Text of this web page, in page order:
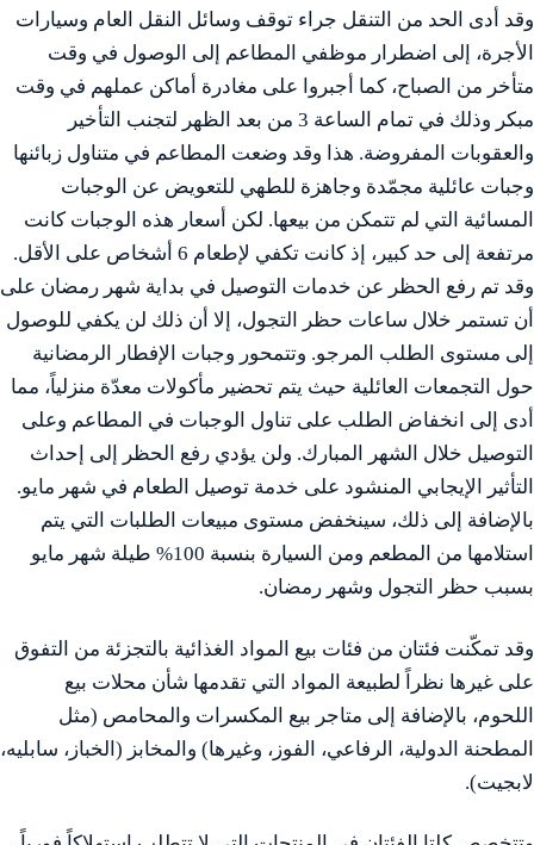
وقد أدى الحد من التنقل جراء توقف وسائل النقل العام وسيارات
الأجرة، إلى اضطرار موظفي المطاعم إلى الوصول في وقت
متأخر من الصباح، كما أجبروا على مغادرة أماكن عملهم في وقت
مبكر وذلك في تمام الساعة 3 من بعد الظهر لتجنب التأخير
والعقوبات المفروضة. هذا وقد وضعت المطاعم في متناول زبائنها
وجبات عائلية مجمّدة وجاهزة للطهي للتعويض عن الوجبات
المسائية التي لم تتمكن من بيعها. لكن أسعار هذه الوجبات كانت
مرتفعة إلى حد كبير، إذ كانت تكفي لإطعام 6 أشخاص على الأقل.
وقد تم رفع الحظر عن خدمات التوصيل في بداية شهر رمضان على
أن تستمر خلال ساعات حظر التجول، إلا أن ذلك لن يكفي للوصول
إلى مستوى الطلب المرجو. وتتمحور وجبات الإفطار الرمضانية
حول التجمعات العائلية حيث يتم تحضير مأكولات معدّة منزلياً، مما
أدى إلى انخفاض الطلب على تناول الوجبات في المطاعم وعلى
التوصيل خلال الشهر المبارك. ولن يؤدي رفع الحظر إلى إحداث
التأثير الإيجابي المنشود على خدمة توصيل الطعام في شهر مايو.
بالإضافة إلى ذلك، سينخفض مستوى مبيعات الطلبات التي يتم
استلامها من المطعم ومن السيارة بنسبة 100% طيلة شهر مايو
بسبب حظر التجول وشهر رمضان.
وقد تمكّنت فئتان من فئات بيع المواد الغذائية بالتجزئة من التفوق
على غيرها نظراً لطبيعة المواد التي تقدمها شأن محلات بيع
اللحوم، بالإضافة إلى متاجر بيع المكسرات والمحامص (مثل
المطحنة الدولية، الرفاعي، الفوز، وغيرها) والمخابز (الخباز، سابليه،
لابجيت‏).